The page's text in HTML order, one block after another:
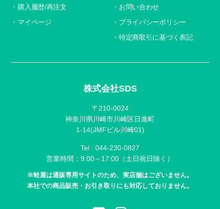
株式会社SDS
〒210-0024
神奈川県川崎市川崎区日進町
1-14(JMFビル川崎01)
Tel : 044-230-0827
営業時間：9:00～17:00（土日祝日除く）
※蛙屋は通販専用サイトのため、実店舗はございません。
本社での商品販売・お引き取りにも対応しておりません。
購入履歴/再注文
マイページ
お問い合わせ
プライバシーポリシー
特定商取引に基づく表記